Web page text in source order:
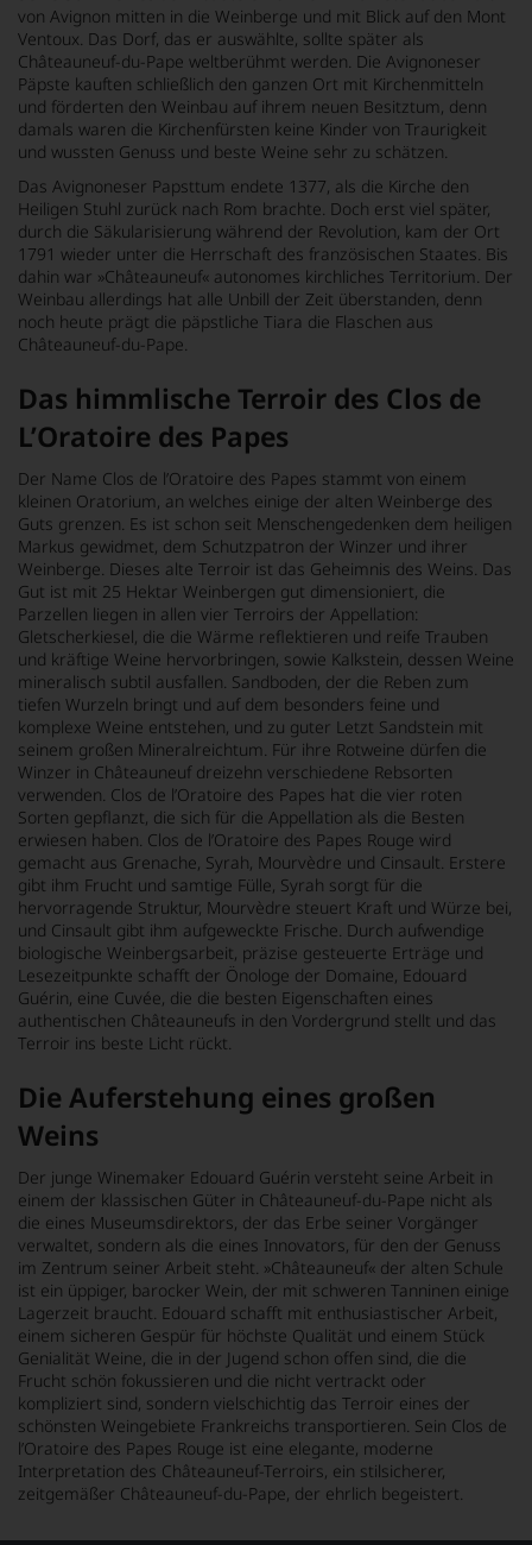
von Avignon mitten in die Weinberge und mit Blick auf den Mont
Ventoux. Das Dorf, das er auswählte, sollte später als
Châteauneuf-du-Pape weltberühmt werden. Die Avignoneser
Päpste kauften schließlich den ganzen Ort mit Kirchenmitteln
und förderten den Weinbau auf ihrem neuen Besitztum, denn
damals waren die Kirchenfürsten keine Kinder von Traurigkeit
und wussten Genuss und beste Weine sehr zu schätzen.
Das Avignoneser Papsttum endete 1377, als die Kirche den
Heiligen Stuhl zurück nach Rom brachte. Doch erst viel später,
durch die Säkularisierung während der Revolution, kam der Ort
1791 wieder unter die Herrschaft des französischen Staates. Bis
dahin war »Châteauneuf« autonomes kirchliches Territorium. Der
Weinbau allerdings hat alle Unbill der Zeit überstanden, denn
noch heute prägt die päpstliche Tiara die Flaschen aus
Châteauneuf-du-Pape.
Das himmlische Terroir des Clos de
L’Oratoire des Papes
Der Name Clos de l’Oratoire des Papes stammt von einem
kleinen Oratorium, an welches einige der alten Weinberge des
Guts grenzen. Es ist schon seit Menschengedenken dem heiligen
Markus gewidmet, dem Schutzpatron der Winzer und ihrer
Weinberge. Dieses alte Terroir ist das Geheimnis des Weins. Das
Gut ist mit 25 Hektar Weinbergen gut dimensioniert, die
Parzellen liegen in allen vier Terroirs der Appellation:
Gletscherkiesel, die die Wärme reflektieren und reife Trauben
und kräftige Weine hervorbringen, sowie Kalkstein, dessen Weine
mineralisch subtil ausfallen. Sandboden, der die Reben zum
tiefen Wurzeln bringt und auf dem besonders feine und
komplexe Weine entstehen, und zu guter Letzt Sandstein mit
seinem großen Mineralreichtum. Für ihre Rotweine dürfen die
Winzer in Châteauneuf dreizehn verschiedene Rebsorten
verwenden. Clos de l’Oratoire des Papes hat die vier roten
Sorten gepflanzt, die sich für die Appellation als die Besten
erwiesen haben. Clos de l’Oratoire des Papes Rouge wird
gemacht aus Grenache, Syrah, Mourvèdre und Cinsault. Erstere
gibt ihm Frucht und samtige Fülle, Syrah sorgt für die
hervorragende Struktur, Mourvèdre steuert Kraft und Würze bei,
und Cinsault gibt ihm aufgeweckte Frische. Durch aufwendige
biologische Weinbergsarbeit, präzise gesteuerte Erträge und
Lesezeitpunkte schafft der Önologe der Domaine, Edouard
Guérin, eine Cuvée, die die besten Eigenschaften eines
authentischen Châteauneufs in den Vordergrund stellt und das
Terroir ins beste Licht rückt.
Die Auferstehung eines großen
Weins
Der junge Winemaker Edouard Guérin versteht seine Arbeit in
einem der klassischen Güter in Châteauneuf-du-Pape nicht als
die eines Museumsdirektors, der das Erbe seiner Vorgänger
verwaltet, sondern als die eines Innovators, für den der Genuss
im Zentrum seiner Arbeit steht. »Châteauneuf« der alten Schule
ist ein üppiger, barocker Wein, der mit schweren Tanninen einige
Lagerzeit braucht. Edouard schafft mit enthusiastischer Arbeit,
einem sicheren Gespür für höchste Qualität und einem Stück
Genialität Weine, die in der Jugend schon offen sind, die die
Frucht schön fokussieren und die nicht vertrackt oder
kompliziert sind, sondern vielschichtig das Terroir eines der
schönsten Weingebiete Frankreichs transportieren. Sein Clos de
l’Oratoire des Papes Rouge ist eine elegante, moderne
Interpretation des Châteauneuf-Terroirs, ein stilsicherer,
zeitgemäßer Châteauneuf-du-Pape, der ehrlich begeistert.